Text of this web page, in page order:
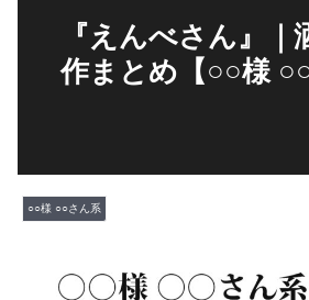
『えんべさん』｜
作まとめ【○○様 ○○
○○様 ○○さん系